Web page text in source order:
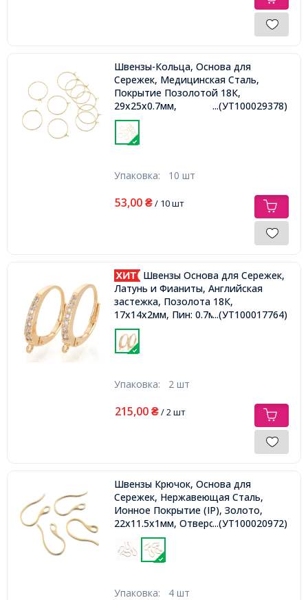
Швензы-Кольца, Основа для
Сережек, Медицинская Сталь,
Покрытие Позолотой 18К,
29х25х0.7мм,
...(УТ100029378)
Упаковка: 10 шт
53,00 ₴/ 10 шт
Швензы Основа для Сережек,
Латунь и Фианиты, Английская
застежка, Позолота 18К,
17х14х2мм, Пин: 0.7мм...(УТ100017764)
Упаковка: 2 шт
215,00 ₴/ 2 шт
Швензы Крючок, Основа для
Сережек, Нержавеющая Сталь,
Ионное Покрытие (IP), Золото,
22x11.5х1мм, Отверстие 2.5-3.5мм,
...(УТ100020972)
Упаковка: 4 шт